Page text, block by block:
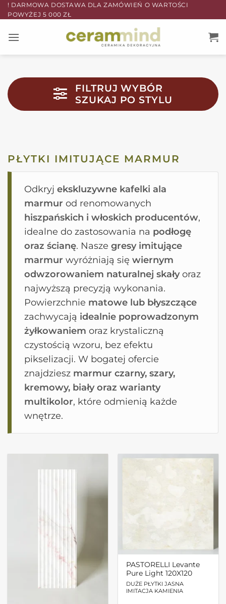
Przewiń
do
! DARMOWA DOSTAWA DLA ZAMÓWIEŃ O WARTOŚCI
POWYŻEJ 5 000 ZŁ
FILTRUJ WYBÓR
SZUKAJ PO STYLU
PŁYTKI IMITUJĄCE MARMUR
Odkryj ekskluzywne kafelki ala
marmur od renomowanych
hiszpańskich i włoskich producentów,
idealne do zastosowania na podłogę
oraz ścianę. Nasze gresy imitujące
marmur wyróżniają się wiernym
odwzorowaniem naturalnej skałyoraz
najwyższą precyzją wykonania.
Powierzchnie matowe lub błyszczące
zachwycają idealnie poprowadzonym
żyłkowaniem oraz krystaliczną
czystością wzoru, bez efektu
pikselizacji. W bogatej ofercie
znajdziesz marmur czarny, szary,
kremowy, biały oraz warianty
multikolor, które odmienią każde
wnętrze.
PASTORELLI Levante
Pure Light 120X120
DUŻE PŁYTKI JASNA
IMITACJA KAMIENIA